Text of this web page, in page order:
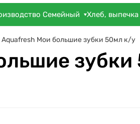
Семейный Хлеб, выпечка
Aquafresh Мои большие зубки 50мл к/у